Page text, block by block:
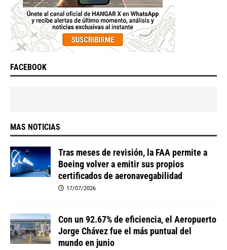
FACEBOOK
MAS NOTICIAS
Tras meses de revisión, la FAA permite a
Boeing volver a emitir sus propios
certificados de aeronavegabilidad
17/07/2026
Con un 92.67% de eficiencia, el Aeropuerto
Jorge Chávez fue el más puntual del
mundo en junio